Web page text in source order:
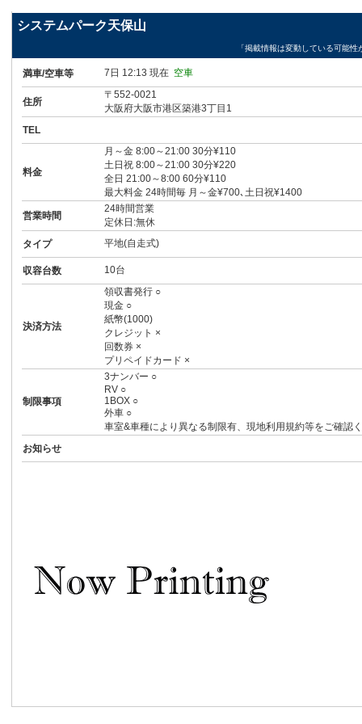
システムパーク天保山
「掲載情報は変動している可能
満車/空車等 7日 12:13 現在 空車
住所
〒552-0021
大阪府大阪市港区築港3丁目1
TEL
料金
月～金 8:00～21:00 30分¥110
土日祝 8:00～21:00 30分¥220
全日 21:00～8:00 60分¥110
最大料金 24時間毎 月～金¥700､土日祝¥1400
営業時間
24時間営業
定休日:無休
タイプ
平地(自走式)
収容台数 10台
決済方法
領収書発行 ○
現金 ○
紙幣(1000)
クレジット ×
回数券 ×
プリペイドカード ×
制限事項
3ナンバー ○
RV ○
1BOX ○
外車 ○
車室&車種により異なる制限有、現地利用規約等をご確認
お知らせ